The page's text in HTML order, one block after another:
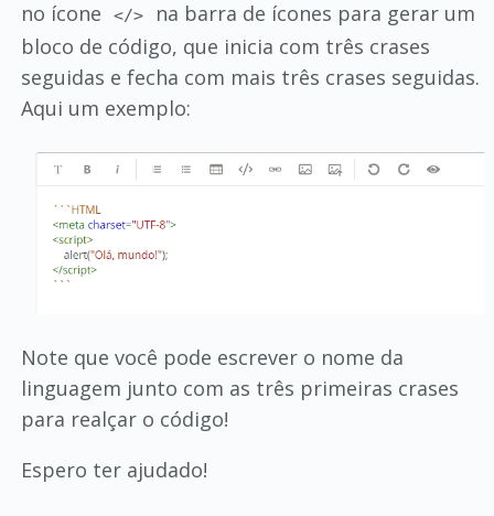
no ícone
</>
na barra de ícones para gerar um
bloco de código, que inicia com três crases
seguidas e fecha com mais três crases seguidas.
Aqui um exemplo:
Note que você pode escrever o nome da
linguagem junto com as três primeiras crases
para realçar o código!
Espero ter ajudado!